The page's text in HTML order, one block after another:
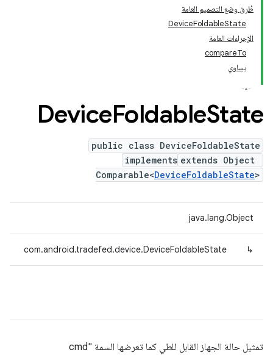
طُرق وضع التصميم العامة
DeviceFoldableState
الإجراءات العامة
compareTo
يساوي
DeviceFoldableState
public class DeviceFoldableState
extends Object
implements
Comparable<DeviceFoldableState>
java.lang.Object
↳
com.android.tradefed.device.DeviceFoldableState
تمثيل حالة الجهاز القابل للطي كما تعرضها السمة "cmd